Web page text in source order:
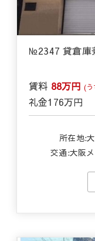
№2347 貸倉庫
賃料 88万円 (う
礼金176万円
所在地:
交通:大阪